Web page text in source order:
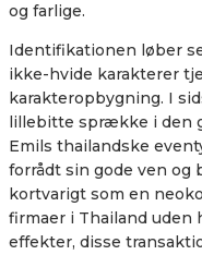
og farlige.
Identifikationen løber
ikke-hvide karakterer
karakteropbygning. I
lillebitte sprække i den
Emils thailandske
forrådt sin gode ven og
kortvarigt som en
firmaer i Thailand uden
effekter, disse